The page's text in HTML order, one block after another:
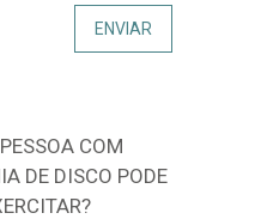
COM
DE DISCO PODE